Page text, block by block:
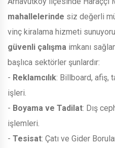
mahallelerinde siz değerli
vinç kiralama hizmeti
güvenli çalışma imkanı
başlıca sektörler şunlardır:
- Reklamcılık: Billboard, afiş,
işleri.
- Boyama ve Tadilat: Dış
işlemleri.
- Tesisat: Çatı ve Gider